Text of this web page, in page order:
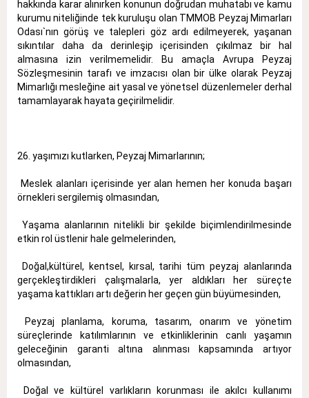
hakkında karar alınırken konunun doğrudan muhatabı ve kamu
kurumu niteliğinde tek kuruluşu olan TMMOB Peyzaj Mimarları
Odası`nın görüş ve talepleri göz ardı edilmeyerek, yaşanan
sıkıntılar daha da derinleşip içerisinden çıkılmaz bir hal
almasına izin verilmemelidir. Bu amaçla Avrupa Peyzaj
Sözleşmesinin tarafı ve imzacısı olan bir ülke olarak Peyzaj
Mimarlığı mesleğine ait yasal ve yönetsel düzenlemeler derhal
tamamlayarak hayata geçirilmelidir.
26. yaşımızı kutlarken, Peyzaj Mimarlarının;
 Meslek alanları içerisinde yer alan hemen her konuda başarı
örnekleri sergilemiş olmasından,
 Yaşama alanlarının nitelikli bir şekilde biçimlendirilmesinde
etkin rol üstlenir hale gelmelerinden,
 Doğal,kültürel, kentsel, kırsal, tarihi tüm peyzaj alanlarında
gerçekleştirdikleri çalışmalarla, yer aldıkları her süreçte
yaşama kattıkları artı değerin her geçen gün büyümesinden,
 Peyzaj planlama, koruma, tasarım, onarım ve yönetim
süreçlerinde katılımlarının ve etkinliklerinin canlı yaşamın
geleceğinin garanti altına alınması kapsamında artıyor
olmasından,
 Doğal ve kültürel varlıkların korunması ile akılcı kullanımı